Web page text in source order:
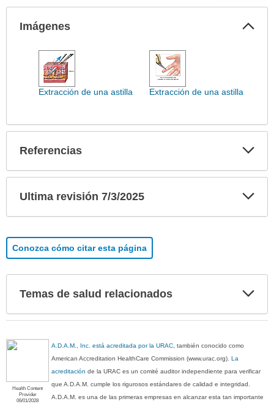
Imágenes
Imágenes
extendido.Extracción de una astilla Extracción de una astilla
Referencias
Ultima revisión 7/3/2025
Conozca cómo citar esta página
Temas de salud relacionados
Health Content
Provider
06/01/2028
A.D.A.M., Inc. está acreditada por la URAC , también conocido como
American Accreditation HealthCare Commission (www.urac.org).La
acreditación de la URAC es un comité auditor independiente para verificar
que A.D.A.M. cumple los rigurosos estándares de calidad e integridad.
A.D.A.M. es una de las primeras empresas en alcanzar esta tan importante